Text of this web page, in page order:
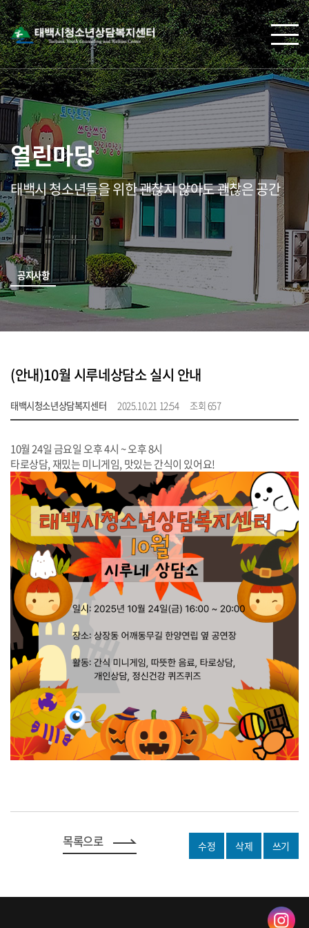
열린마당
태백시 청소년들을 위한 괜찮지 않아도 괜찮은 공간
공지사항
(안내)10월 시루네상담소 실시 안내
태백시청소년상담복지센터 2025.10.21 12:54 조회 657
10월 24일 금요일 오후 4시 ~ 오후 8시
타로상담, 재밌는 미니게임, 맛있는 간식이 있어요!
목록으로 수정 삭제 쓰기